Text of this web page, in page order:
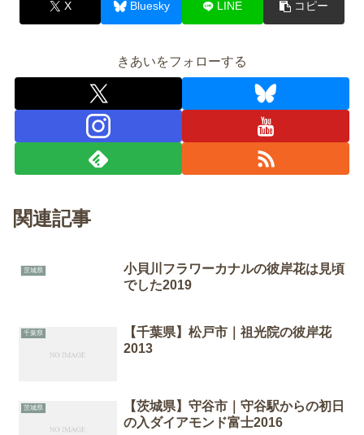
X Bluesky LINE コピー
きあいをフォローする
関連記事
茨城県
小貝川フラワーカナルの彼岸花は見頃
でした2019
千葉県
【千葉県】松戸市｜祖光院の彼岸花
2013
茨城県
【茨城県】守谷市｜守谷駅からの初日
の入ダイアモンド富士2016